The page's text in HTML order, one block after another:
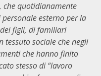
quotidianamente
esterno per la
figli, di familiari
sociale che negli
che hanno finito
stesso di “lavoro